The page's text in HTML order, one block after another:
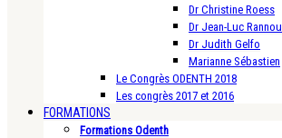
Dr Christine Roess
Dr Jean-Luc Rannou
Dr Judith Gelfo
Marianne Sébastien
Le Congrès ODENTH 2018
Les congrès 2017 et 2016
FORMATIONS
Formations Odenth